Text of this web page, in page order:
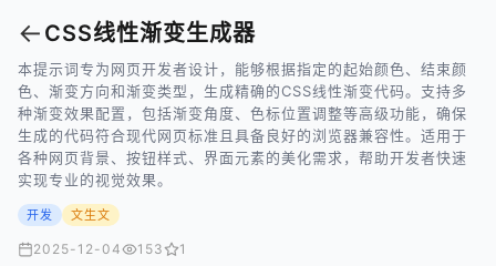
← CSS线性渐变生成器
本提示词专为网页开发者设计，能够根据指定的起始颜色、结束颜
色、渐变方向和渐变类型，生成精确的CSS线性渐变代码。支持多
种渐变效果配置，包括渐变角度、色标位置调整等高级功能，确保
生成的代码符合现代网页标准且具备良好的浏览器兼容性。适用于
各种网页背景、按钮样式、界面元素的美化需求，帮助开发者快速
实现专业的视觉效果。
开发 文生文
2025-12-04 153 1